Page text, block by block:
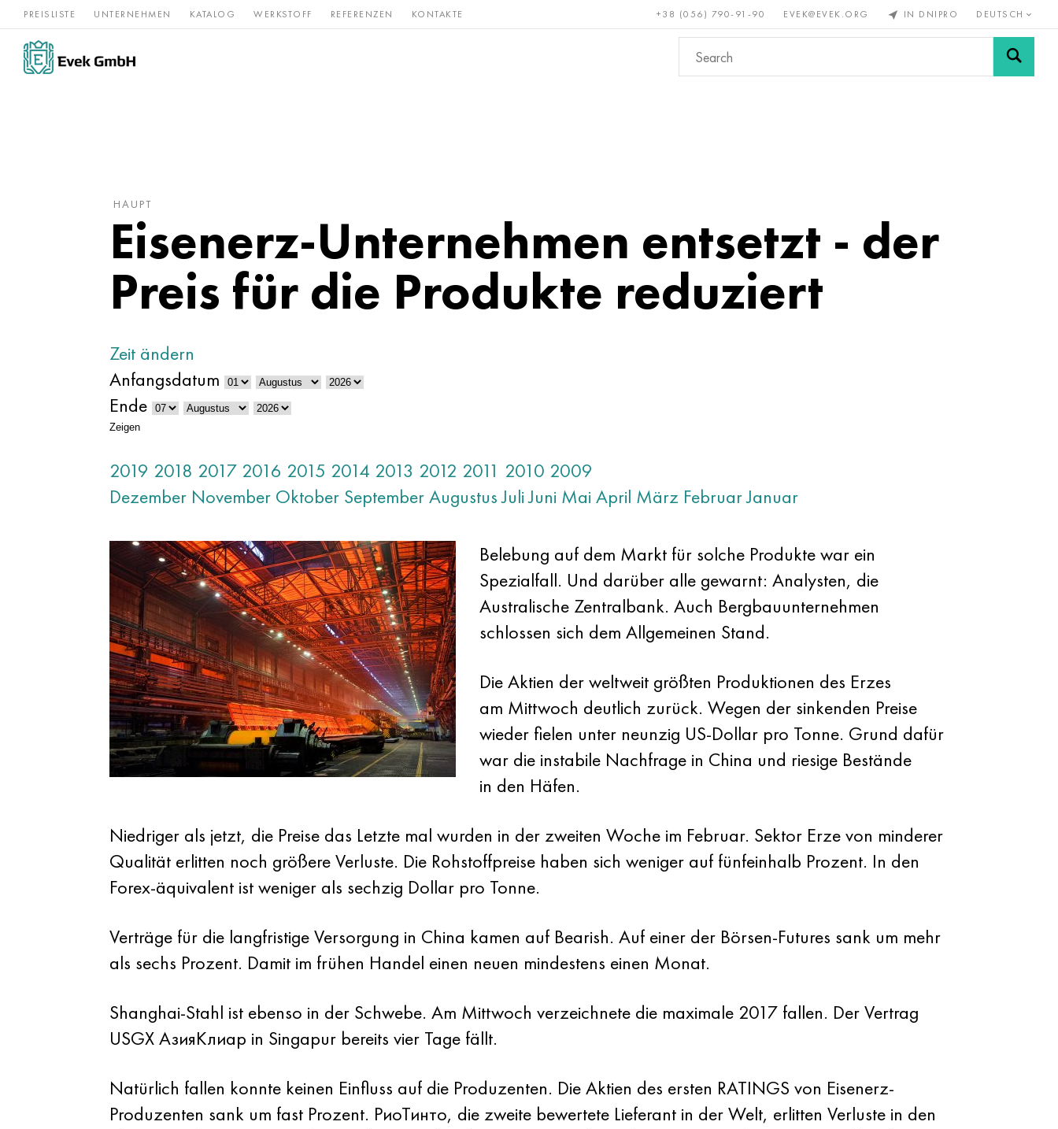
PREISLISTE UNTERNEHMEN KATALOG WERKSTOFF REFERENZEN KONTAKTE +38 (056) 790-91-90 EVEK@EVEK.ORG IN DNIPRO DEUTSCH
Nickel Rostfreier Seltene Erden & Bronze, Kupfer, Nichteisenmetalle Stahl Drahtgewebe &
HAUPT
Eisenerz-Unternehmen entsetzt - der
Preis für die Produkte reduziert
Zeit ändern
Anfangsdatum
Ende
Zeigen
2019 2018 2017 2016 2015 2014 2013 2012 2011 2010 2009
Dezember November Oktober SeptemberAugustus Juli Juni Mai April März FebruarJanuar
Belebung auf dem Markt für solche Produkte war ein
Spezialfall. Und darüber alle gewarnt: Analysten, die
Australische Zentralbank. Auch Bergbauunternehmen
schlossen sich dem Allgemeinen Stand.
Die Aktien der weltweit größten Produktionen des Erzes
am Mittwoch deutlich zurück. Wegen der sinkenden Preise
wieder fielen unter neunzig US-Dollar pro Tonne. Grund dafür
war die instabile Nachfrage in China und riesige Bestände
in den Häfen.
Niedriger als jetzt, die Preise das Letzte mal wurden in der zweiten Woche im Februar. Sektor Erze von minderer
Qualität erlitten noch größere Verluste. Die Rohstoffpreise haben sich weniger auf fünfeinhalb Prozent. In den
Forex-äquivalent ist weniger als sechzig Dollar pro Tonne.
Verträge für die langfristige Versorgung in China kamen auf Bearish. Auf einer der Börsen-Futures sank um mehr
als sechs Prozent. Damit im frühen Handel einen neuen mindestens einen Monat.
Shanghai-Stahl ist ebenso in der Schwebe. Am Mittwoch verzeichnete die maximale 2017 fallen. Der Vertrag
USGX АзияКлиар in Singapur bereits vier Tage fällt.
Natürlich fallen konnte keinen Einfluss auf die Produzenten. Die Aktien des ersten RATINGS von Eisenerz-
Produzenten sank um fast Prozent. РиоТинто, die zweite bewertete Lieferant in der Welt, erlitten Verluste in den